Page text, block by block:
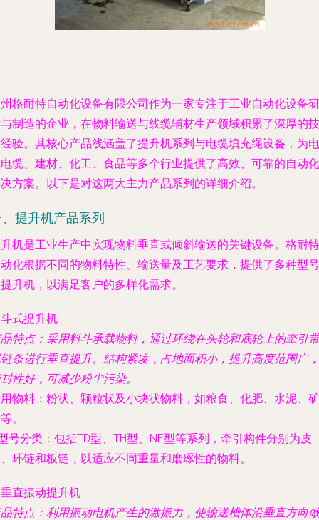
格耐特自动化设备有限公司作为一家专注于工业自动化设备研
制造的企业，在物料输送与线缆辅材生产领域积累了深厚的技
验。其核心产品线涵盖了提升机系列与电缆填充绳设备，为电
缆、建材、化工、食品等多个行业提供了高效、可靠的自动化
方案。以下是对这两大主力产品系列的详细介绍。
提升机产品系列
机是工业生产中实现物料垂直或倾斜输送的关键设备。格耐特
化根据不同的物料特性、输送量及工艺要求，提供了多种型号
升机，以满足客户的多样化需求。
式提升机
特点：采用料斗承载物料，通过环绕在头轮和底轮上的牵引带
条进行垂直提升。结构紧凑，占地面积小，提升高度范围广，
性好，可减少粉尘污染。
物料 ：粉状、颗粒状及小块状物料，如粮食、化肥、水泥、矿
。
号分类 ：包括TD型、TH型、NE型等系列，牵引构件分别为皮
环链和板链，以适应不同重量和磨琢性的物料。
直振动提升机
特点：利用振动电机产生的激振力，使输送槽体沿垂直方向做